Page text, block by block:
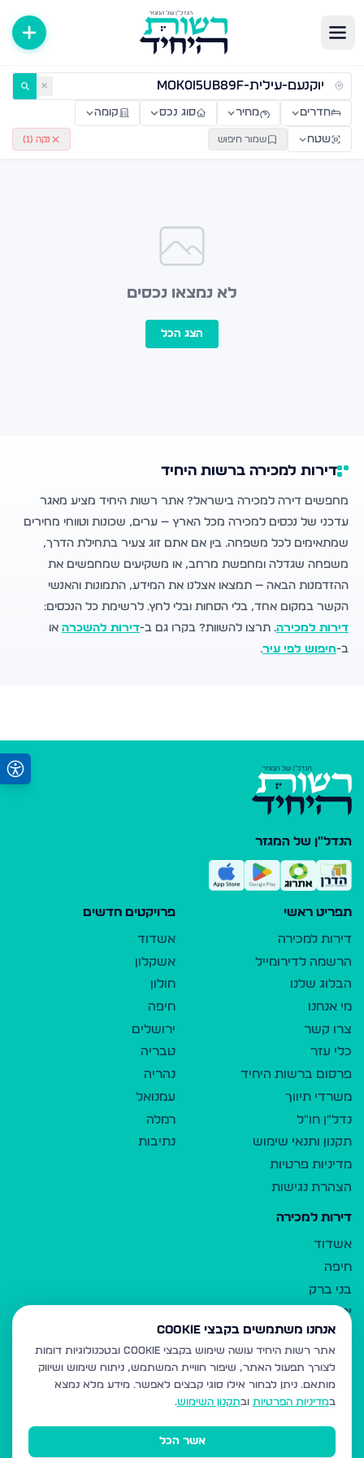
דירות למכירה ולהשכרה — רשות היחיד ✕
חדרים מחיר סוג נכס קומה
שטח שמור חיפוש נקה ( 1
)
לא נמצאו נכסים
הצג הכל
דירות למכירה ברשות היחיד
מחפשים דירה למכירה בישראל? אתר רשות היחיד מציע מאגר
עדכני של נכסים למכירה מכל הארץ — ערים, שכונות וטווחי מחירים
שמתאימים לכל משפחה. בין אם אתם זוג צעיר בתחילת הדרך,
משפחה שגדלה ומחפשת מרחב, או משקיעים שמחפשים את
ההזדמנות הבאה — תמצאו אצלנו את המידע, התמונות והאנשי
הקשר במקום אחד, בלי הסחות ובלי לחץ. לרשימת כל הנכסים:
דירות למכירה. תרצו להשוות? בקרו גם ב-דירות להשכרה או
ב-חיפוש לפי עיר.
הנדל"ן של המגזר
תפריט ראשי
דירות למכירה
הרשמה לדירומייל
הבלוג שלנו
מי אנחנו
צרו קשר
כלי עזר
פרסום ברשות היחיד
משרדי תיווך
נדל"ן חו"ל
תקנון ותנאי שימוש
מדיניות פרטיות
הצהרת נגישות
פרויקטים חדשים
אשדוד
אשקלון
חולון
חיפה
ירושלים
טבריה
נהריה
עמנואל
רמלה
נתיבות
דירות למכירה
אשדוד
חיפה
בני ברק
ירושלים
אלעד
גבעת זאב
בית שמש
רכסים
מודיעין עילית
אנחנו משתמשים בקבצי Cookie
אתר רשות היחיד עושה שימוש בקבצי Cookie ובטכנולוגיות דומות
לצורך תפעול האתר, שיפור חוויית המשתמש, ניתוח שימוש ושיווק
מותאם. ניתן לבחור אילו סוגי קבצים לאפשר. מידע מלא נמצא
במדיניות הפרטיות ובתקנון השימוש.
אשר הכל